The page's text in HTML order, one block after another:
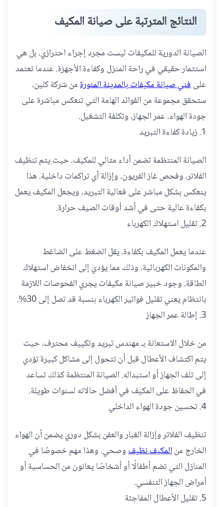
النتائج المترتبة على صيانة المكيف
الصيانة الدورية للمكيفات ليست مجرد إجراء احترازي، بل هي
استثمار حقيقي في راحة المنزل وكفاءة الأجهزة. عندما تعتمد
علىفني صيانة مكيفات بالمدينة المنورةمن شركة كلين،
ستحقق مجموعة من الفوائد الهامة التي تنعكس مباشرة على
جودة الهواء، عمر الجهاز، وتكلفة التشغيل.
1. زيادة كفاءة التبريد
الصيانة المنتظمة تضمن أداء مثالي للمكيف، حيث يتم تنظيف
الفلاتر، وفحص غاز الفريون، وإزالة أي تراكمات داخلية. هذا
ينعكس بشكل مباشر على فعالية التبريد، ويجعل المكيف يعمل
بكفاءة عالية حتى في أشد أوقات الصيف حرارة.
2. تقليل استهلاك الكهرباء
عندما يعمل المكيف بكفاءة، يقل الضغط على الضاغط
والمكونات الكهربائية، وذلك مما يؤدي إلى انخفاض استهلاك
الطاقة. وجود خبير صيانة مكيفات يجري الفحوصات اللازمة
بانتظام يعني تقليل فواتير الكهرباء بنسبة قد تصل إلى 30%.
3. إطالة عمر الجهاز
من خلال الاستعانة بـ مهندس تبريد وتكييف محترف، حيث
يتم اكتشاف الأعطال قبل أن تتحول إلى مشاكل كبيرة تؤدي
إلى تلف الجهاز أو استبداله. الصيانة المنتظمة كذلك تساعد
في الحفاظ على المكيف في أفضل حالاته لسنوات طويلة.
4. تحسين جودة الهواء الداخلي
تنظيف الفلاتر وإزالة الغبار والعفن بشكل دوري يضمن أن الهواء
الخارج منالمكيف نظيفوصحي. وهذا مهم خصوصًا في
المنازل التي تضم أطفالًا أو أشخاصًا يعانون من الحساسية أو
أمراض الجهاز التنفسي.
5. تقليل الأعطال المفاجئة